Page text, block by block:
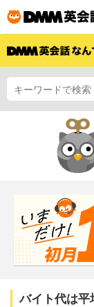
バイト代は